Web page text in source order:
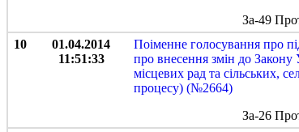
За-49
10
01.04.2014
11:51:33
Поіменне голосування про
про внесення змін до
місцевих рад та сільських,
процесу) (№2664)
За-26